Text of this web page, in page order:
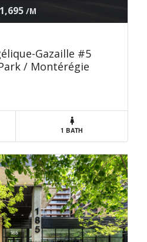
/M
Gazaille #5
/ Montérégie
1 BATH